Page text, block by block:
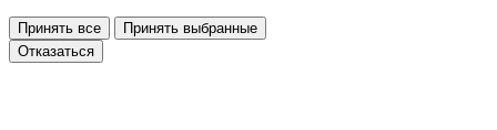
Принять все
Принять выбранные
Отказаться